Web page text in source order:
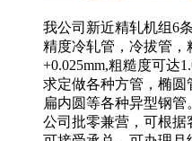
我公司新近精轧机组6
精度冷轧管，冷拔管，
+0.025mm,粗糙度可达
求定做各种方管，椭
扁内圆等各种异型钢管
公司批零兼营，可根据